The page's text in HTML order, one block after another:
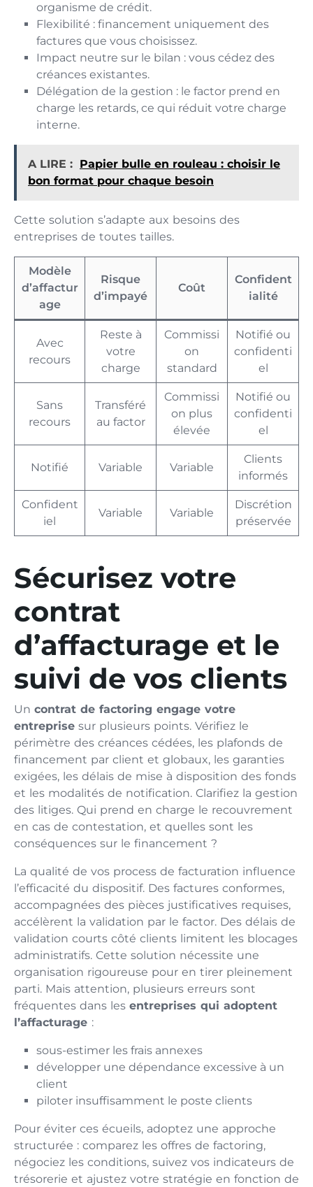
organisme de crédit.
Flexibilité : financement uniquement des
factures que vous choisissez.
Impact neutre sur le bilan : vous cédez des
créances existantes.
Délégation de la gestion : le factor prend en
charge les retards, ce qui réduit votre charge
interne.
A LIRE : Papier bulle en rouleau : choisir le
bon format pour chaque besoin
Cette solution s’adapte aux besoins des
entreprises de toutes tailles.
Modèle
d’affactur
age
Risque
d’impayé
Coût
Confident
ialité
Avec
recours
Reste à
votre
charge
Commissi
on
standard
Notifié ou
confidenti
el
Sans
recours
Transféré
au factor
Commissi
on plus
élevée
Notifié ou
confidenti
el
Notifié Variable Variable
Clients
informés
Confident
iel
Variable Variable
Discrétion
préservée
Sécurisez votre
contrat
d’affacturage et le
suivi de vos clients
Un contrat de factoring engage votre
entreprise sur plusieurs points. Vérifiez le
périmètre des créances cédées, les plafonds de
financement par client et globaux, les garanties
exigées, les délais de mise à disposition des fonds
et les modalités de notification. Clarifiez la gestion
des litiges. Qui prend en charge le recouvrement
en cas de contestation, et quelles sont les
conséquences sur le financement ?
La qualité de vos process de facturation influence
l’efficacité du dispositif. Des factures conformes,
accompagnées des pièces justificatives requises,
accélèrent la validation par le factor. Des délais de
validation courts côté clients limitent les blocages
administratifs. Cette solution nécessite une
organisation rigoureuse pour en tirer pleinement
parti. Mais attention, plusieurs erreurs sont
fréquentes dans les entreprises qui adoptent
l’affacturage :
sous-estimer les frais annexes
développer une dépendance excessive à un
client
piloter insuffisamment le poste clients
Pour éviter ces écueils, adoptez une approche
structurée : comparez les offres de factoring,
négociez les conditions, suivez vos indicateurs de
trésorerie et ajustez votre stratégie en fonction de